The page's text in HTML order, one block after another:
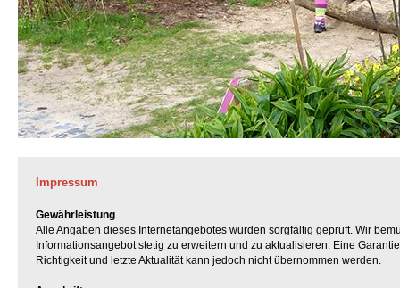
Impressum
Gewährleistung
Alle Angaben dieses Internetangebotes wurden sorgfältig geprüft. Wir
Informationsangebot stetig zu erweitern und zu aktualisieren. Eine
Richtigkeit und letzte Aktualität kann jedoch nicht übernommen werden.